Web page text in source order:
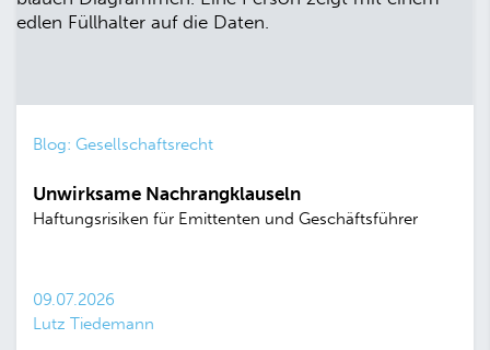
Blog: Gesellschaftsrecht
Unwirksame Nachrangklauseln
Haftungsrisiken für Emittenten und Geschäftsführer
09.07.2026
Lutz Tiedemann